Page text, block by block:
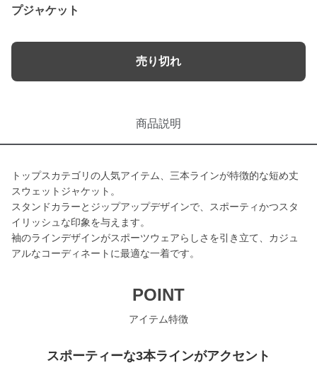
プジャケット
売り切れ
商品説明
トップスカテゴリの人気アイテム、三本ラインが特徴的な短め丈
スウェットジャケット。
スタンドカラーとジップアップデザインで、スポーティかつスタ
イリッシュな印象を与えます。
袖のラインデザインがスポーツウェアらしさを引き立て、カジュ
アルなコーディネートに最適な一着です。
POINT
アイテム特徴
スポーティーな3本ラインがアクセント